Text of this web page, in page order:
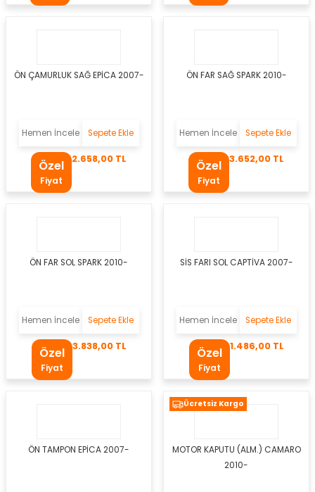
ÖN ÇAMURLUK SAĞ EPİCA 2007-
Hemen İncele Sepete Ekle
Özel
Fiyat
2.658,00 TL
ÖN FAR SAĞ SPARK 2010-
Hemen İncele Sepete Ekle
Özel
Fiyat
3.652,00 TL
ÖN FAR SOL SPARK 2010-
Hemen İncele Sepete Ekle
Özel
Fiyat
3.838,00 TL
SİS FARI SOL CAPTİVA 2007-
Hemen İncele Sepete Ekle
Özel
Fiyat
1.486,00 TL
ÖN TAMPON EPİCA 2007-
Ücretsiz Kargo
MOTOR KAPUTU (ALM.) CAMARO
2010-